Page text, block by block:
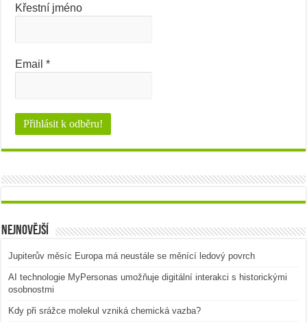
Křestní jméno
Email*
Nejnovější
Jupiterův měsíc Europa má neustále se měnící ledový povrch
AI technologie MyPersonas umožňuje digitální interakci s historickými
osobnostmi
Kdy při srážce molekul vzniká chemická vazba?